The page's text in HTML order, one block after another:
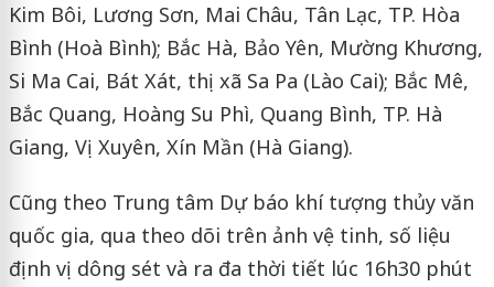
Kim Bôi, Lương Sơn, Mai Châu, Tân Lạc, TP. Hòa
Bình (Hoà Bình); Bắc Hà, Bảo Yên, Mường Khương,
Si Ma Cai, Bát Xát, thị xã Sa Pa (Lào Cai); Bắc Mê,
Bắc Quang, Hoàng Su Phì, Quang Bình, TP. Hà
Giang, Vị Xuyên, Xín Mần (Hà Giang).
Cũng theo Trung tâm Dự báo khí tượng thủy văn
quốc gia, qua theo dõi trên ảnh vệ tinh, số liệu
định vị dông sét và ra đa thời tiết lúc 16h30 phút